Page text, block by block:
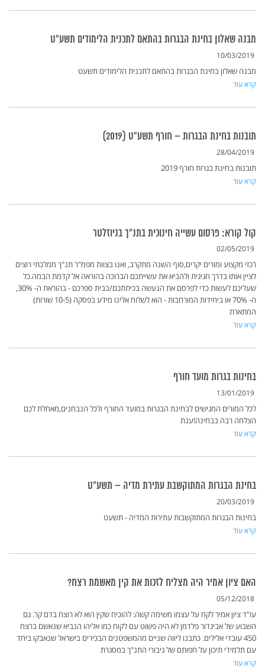
מבנה שאלון בחינת הבגרות בהתאם לתכנית הלימודים תשע"ט
10/03/2019
מבנה שאלון בחינת הבגרות בהתאם לתכנית הלימודים תשעט
קרא עוד
תובנות בחינת הבגרות – חורף תשע"ט (2019)
28/04/2019
תובנות בחינת בגרות חורף 2019
קרא עוד
קול קורא: פרסום עשייה חינוכית בתנ"ך בניוזלטר
02/05/2019
רכזי מקצוע ומורים יקרים,סוף השנה מתקרב, ואנו בצוות מפמ"ר תנ"ך ממלכתי רוצים
לציין אותו בדרך חגיגית ולהביא את עשייתכם הברוכה בהוראה אל קדמת הבמה.כל
שעליכם לעשות כדי לפרסם את הנעשה בכיתתכם/בבית ספרכם - בהוראת ה- 30%,
ה- 70% או ביחידות המורחבות - הוא לשלוח אלינו מידע בפסקה (10-5 שורות)
המתארת
קרא עוד
בחינות בגרות מועד חורף
13/01/2019
לכל המורים המגישים לבחינת הבגרות במועד החורף ולכל הנבחנים,מאחלת לכם
הצלחה רבה בבחינה!ענת
קרא עוד
בחינת הבגרות המתוקשבת עתירת מדיה – תשע"ט
20/03/2019
בחינות הבגרות המתוקשבות עתירות המדיה - תשעט
קרא עוד
האם ציון אמיר היה מצליח לזכות את קין מאשמת רצח?
05/12/2018
עו"ד ציון אמיר לקח על עצמו משימה קשה: להוכיח שקין הוא לא רוצח בדם קר. גם
השבוע של אביגדור פלדמן לא היה פשוט עם לקוח כמו אליהו הנביא שנאשם ברצח
450 עובדי אלילים. כתבנו ליווה שניים מהמשפטנים הבכירים בישראל שנאבקו ביחד
עם תלמידי תיכון על חפותם של גיבורי התנ"ך במסגרת
קרא עוד